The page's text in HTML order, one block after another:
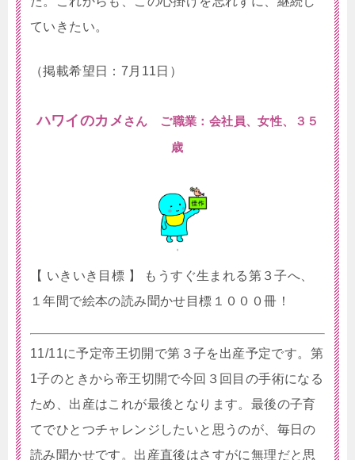
ていきたい。
（掲載希望日：7月11日）
ハワイのカメ さん ご職業：会社員、女性、３５
歳
【 いきいき目標 】 もうすぐ生まれる第３子へ、
１年間で絵本の読み聞かせ目標１０００冊！
11/11に予定帝王切開で第３子を出産予定です。第
1子のときから帝王切開で今回３回目の手術になる
ため、出産はこれが最後となります。最後の子育
てでひとつチャレンジしたいと思うのが、毎日の
読み聞かせです。出産直後はさすがに無理だと思